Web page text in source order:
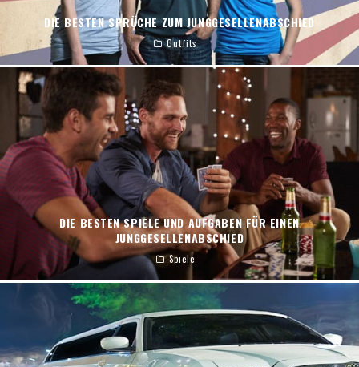
DIE BESTEN SPRÜCHE ZUM JUNGGESELLENABSCHIED
Outfits
DIE BESTEN SPIELE UND AUFGABEN FÜR EINEN
JUNGGESELLENABSCHIED
Spiele